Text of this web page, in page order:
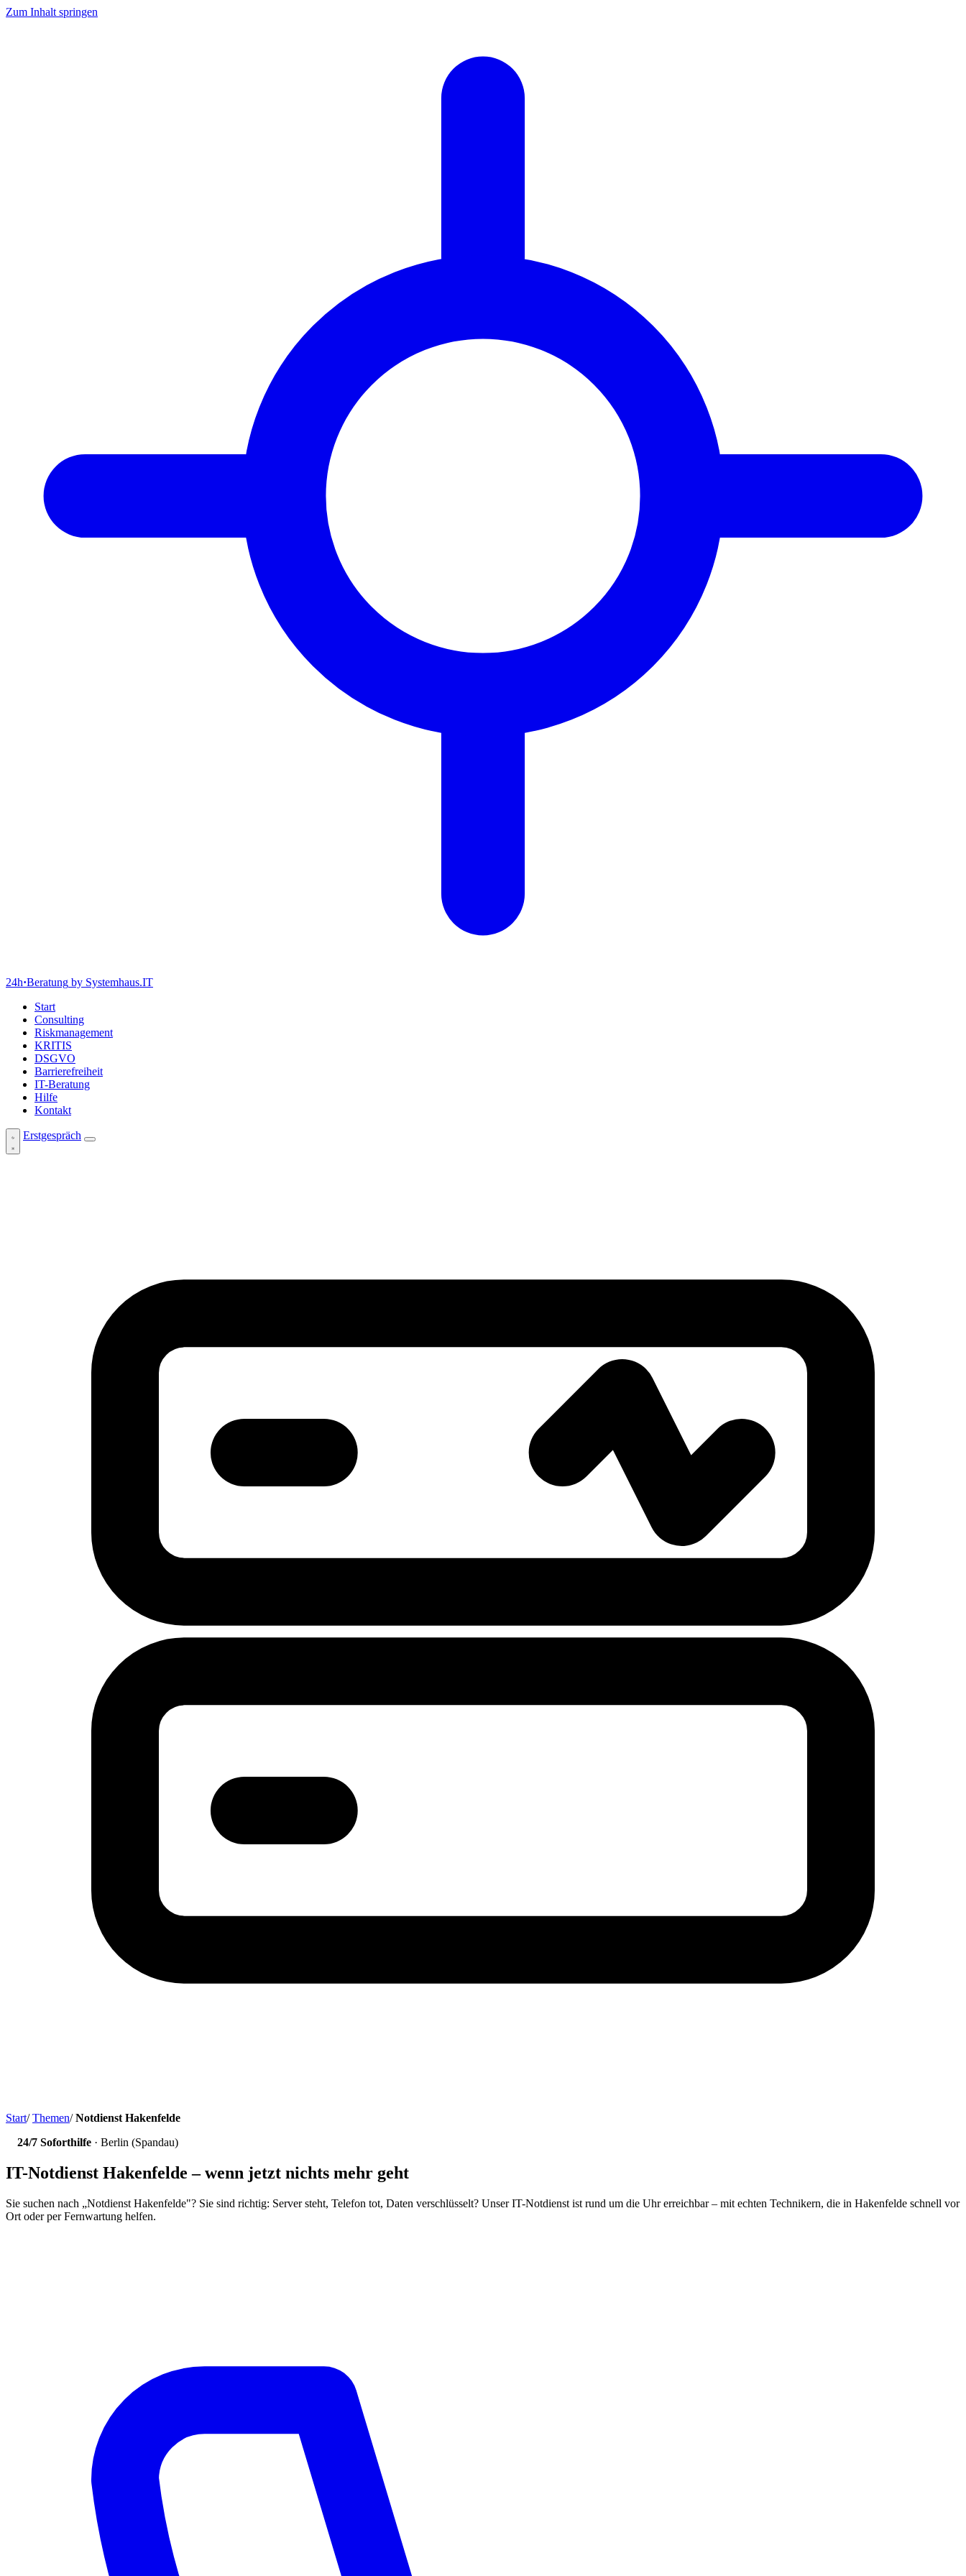
Zum Inhalt springen
24h·Beratung by Systemhaus.IT
Start
Consulting
Riskmanagement
KRITIS
DSGVO
Barrierefreiheit
IT-Beratung
Hilfe
Kontakt
Erstgespräch
Start/ Themen/ Notdienst Hakenfelde
24/7 Soforthilfe · Berlin (Spandau)
IT-Notdienst Hakenfelde – wenn jetzt nichts mehr geht
Sie suchen nach „Notdienst Hakenfelde"? Sie sind richtig: Server steht, Telefon tot, Daten verschlüsselt? Unser IT-Notdienst ist rund um die Uhr erreichbar – mit echten Technikern, die in Hakenfelde schnell vor
Ort oder per Fernwartung helfen.